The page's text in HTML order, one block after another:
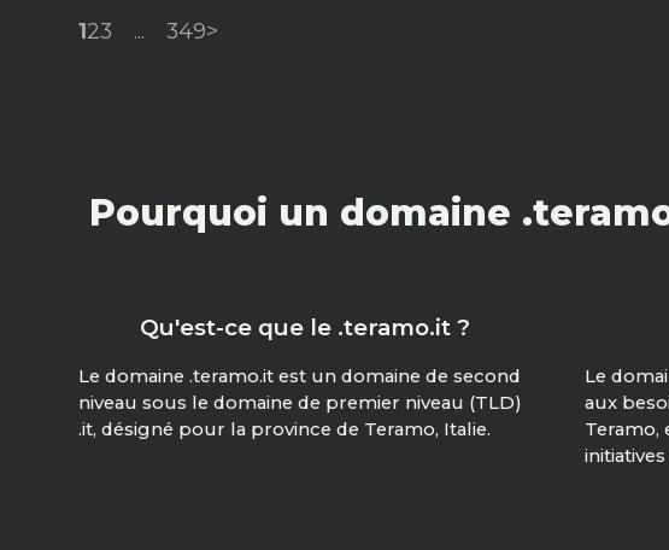
123 ... 349>
Pourquoi un domaine
Qu'est-ce que le .teramo.it ?
Le domaine .teramo.it est un domaine de second
niveau sous le domaine de premier niveau (TLD)
.it, désigné pour la province de Teramo, Italie.
Le
aux
Teramo,